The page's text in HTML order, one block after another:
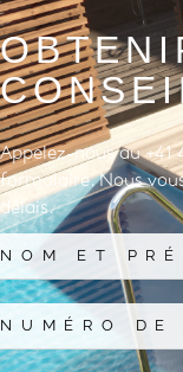
Appelez-nous au +41
formulaire. Nous
délais.